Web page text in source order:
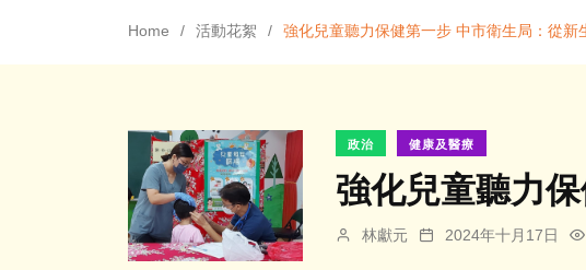
Home 活動花絮 強化兒童聽力保健第一步 中市衛生局：從新
政治 健康及醫療
強化兒童聽力
林獻元 2024年十月17日